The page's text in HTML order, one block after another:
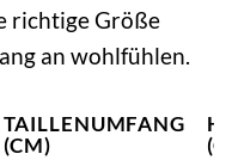
richtige Größe
an wohlfühlen.
TAILLENUMFANG
(CM)